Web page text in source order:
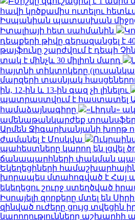
հավի կրծքամիս ուտելու
Իսպանիան պատասխան
Իտալիայի հետ սահմանին
դեպքերի թիվը գերազանցել է
թայֆունը շարժվում է դեպի
տակ է մինչև 30 միլիոն մարդ
հայտնի տիկտոկերը
մարզերի տասնյակ
ին, 12-ին և 13-ին գազ չի լինելու
պատրաստվում է հաստատել
համաձայնագիրը
«Լիդսն»
ամենաթանկարժեք
Արմեն Ջիգարխանյանի խորթ
ժամանել է Մոսկվա
պահեստները կարող են լցվել
ճանապարհների փակման
Եկեղեցիների
խորապես մտահոգված է Հայ
եկեղեցու շուրջ ստեղծված
Իսրայելի զորքերը մտել են
զինված ուժերը ցույց տվեցին
կարողությունները